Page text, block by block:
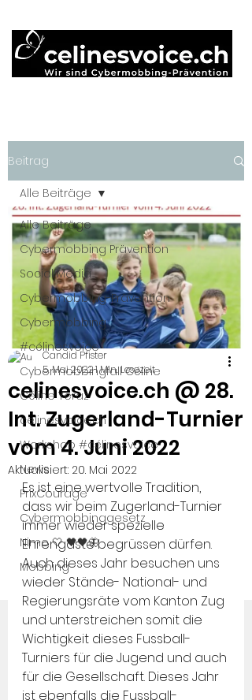
Beitrag
Alle Beiträge
Cybermobbing Prävention
Social Media
Cybermobbing-Prävention
Cybermobbing
#célinesvoice
Cybermobbingfall Céline
Céline Yeraz
celinesvoice.ch
Workshop #célinesvoice
News
PrixCourage
Cybermobbinggesetz
Nimo 🤍 🖤🖤🦋
Mobbing
Alle Beiträge
celinesvoice.ch @ 28.
Int. Zugerland-Turnier
vom 4. Juni 2022
Candid Pfister
5. Mai 20221 Min. Lesezeit
Aktualisiert: 20. Mai 2022
Es ist eine wertvolle Tradition,
dass wir beim Zugerland-Turnier
immer wieder spezielle
Ehrengäste begrüssen dürfen.
Auch dieses Jahr besuchen uns
wieder Stände- National- und
Regierungsräte vom Kanton Zug
und unterstreichen somit die
Wichtigkeit dieses Fussball-
Turniers für die Jugend und auch
für die Gesellschaft. Dieses Jahr
ist ebenfalls die Fussball-